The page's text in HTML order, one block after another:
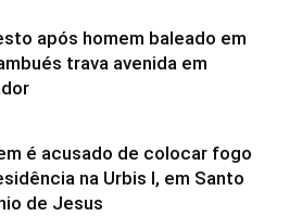
após homem baleado em
trava avenida em
é acusado de colocar fogo
na Urbis I, em Santo
de Jesus